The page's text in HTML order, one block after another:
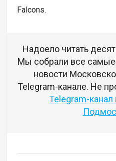
Falcons.
Надоело читать
Мы собрали все
новости
Telegram-канале. Не
Telegram-